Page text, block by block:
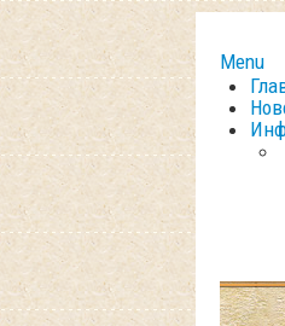
Menu